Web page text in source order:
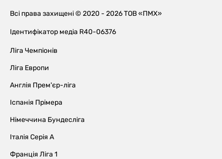
Всі права захищені © 2020 - 2026 ТОВ «ПМХ»
Ідентифікатор медіа R40-06376
Ліга Чемпіонів
Ліга Европи
Англія Прем'єр-ліга
Іспанія Прімера
Німеччина Бундесліга
Італія Серія А
Франція Ліга 1